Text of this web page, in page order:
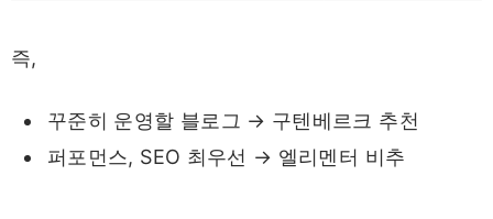
즉,
꾸준히 운영할 블로그 → 구텐베르크 추천
퍼포먼스, SEO 최우선 → 엘리멘터 비추